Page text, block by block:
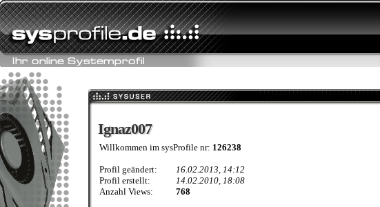
Ignaz007
Ignaz007
Willkommen im sysProfile nr: 126238
Profil geändert:
16.02.2013, 14:12
Profil erstellt:
14.02.2010, 18:08
Anzahl Views:
768